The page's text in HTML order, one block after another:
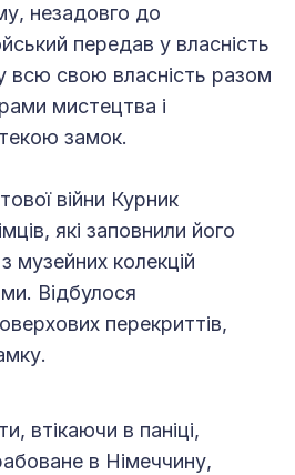
незадовго до
передав у власність
всю свою власність разом
мистецтва і
замок.
війни Курник
які заповнили його
музейних колекцій
Відбулося
перекриттів,
втікаючи в паніці,
в Німеччину,